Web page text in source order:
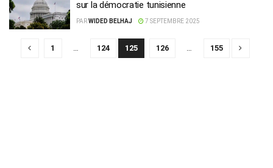
sur la démocratie tunisienne
PARWIDED BELHAJ 7 SEPTEMBRE 2025
1 … 124 125 126 … 155